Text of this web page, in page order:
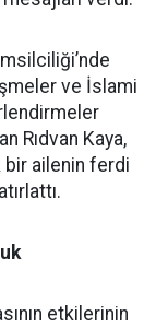
ve İslami
Rıdvan Kaya,
ailenin ferdi
etkilerinin